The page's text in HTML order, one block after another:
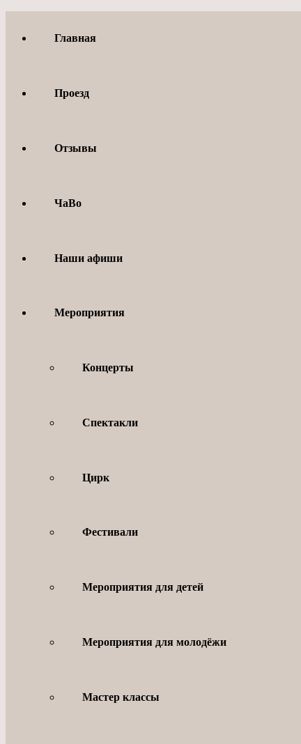
содержимомуГлавная
Проезд
Отзывы
ЧаВо
Наши афиши
Мероприятия
Концерты
Спектакли
Цирк
Фестивали
Мероприятия для детей
Мероприятия для молодёжи
Мастер классы